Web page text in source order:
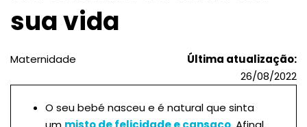
sua vida
Maternidade
Última atualização:
26/08/2022
O seu bebé nasceu e é natural que sinta